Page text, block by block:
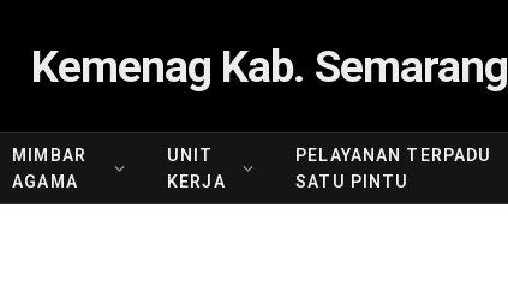
Kemenag Kab. Semarang
MIMBAR
AGAMA
UNIT
KERJA
PELAYANAN TERPADU
SATU PINTU